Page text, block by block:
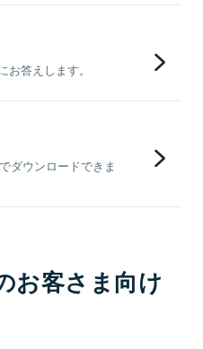
答えします。
ダウンロードできま
お客さま向け